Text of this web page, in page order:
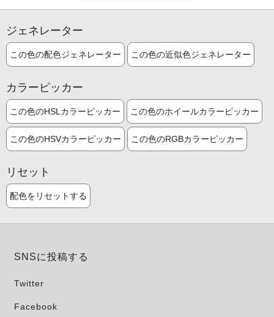
ジェネレーター
この色の配色ジェネレーター この色の近似色ジェネレーター
カラーピッカー
この色のHSLカラーピッカー この色のホイールカラーピッカー
この色のHSVカラーピッカー この色のRGBカラーピッカー
リセット
配色をリセットする
SNSに投稿する
Twitter
Facebook